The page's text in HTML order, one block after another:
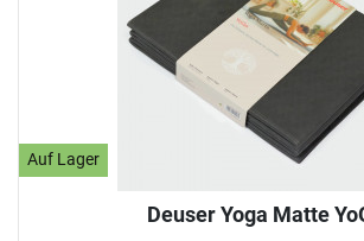
Auf Lager
Deuser Yoga Matte